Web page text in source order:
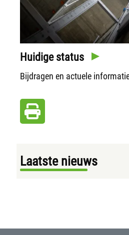
Huidige status
Bijdragen en actuele
Laatste nieuws